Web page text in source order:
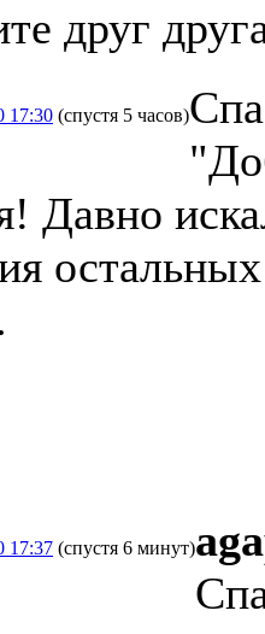
друг
17:30 (спустя 5 часов)
Давно
17:37 (спустя 6 минут)